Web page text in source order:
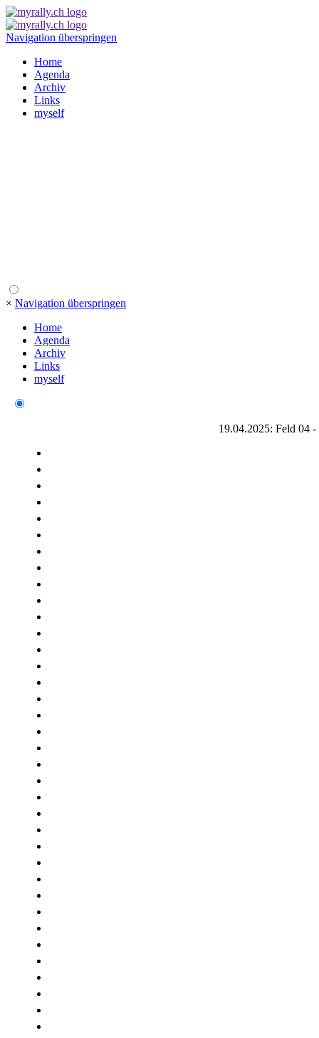
Navigation überspringen
Home
Agenda
Archiv
Links
myself
× Navigation überspringen
Home
Agenda
Archiv
Links
myself
19.04.2025: Feld 04